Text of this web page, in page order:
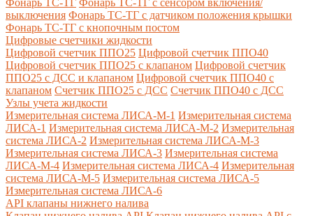
выключения Фонарь ТС-ТГ с датчиком положения крышки
Фонарь ТС-ТГ с кнопочным постом
Цифровые счетчики жидкости
Цифровой счетчик ППО25 Цифровой счетчик ППО40
Цифровой счетчик ППО25 с клапаном Цифровой счетчик
ППО25 с ДСС и клапаном Цифровой счетчик ППО40 с
клапаном Счетчик ППО25 с ДСС Счетчик ППО40 с ДСС
Узлы учета жидкости
Измерительная система ЛИСА-М-1 Измерительная система
ЛИСА-1 Измерительная система ЛИСА-М-2 Измерительная
система ЛИСА-2 Измерительная система ЛИСА-М-3
Измерительная система ЛИСА-3 Измерительная система
ЛИСА-М-4 Измерительная система ЛИСА-4 Измерительная
система ЛИСА-М-5 Измерительная система ЛИСА-5
Измерительная система ЛИСА-6
API клапаны нижнего налива